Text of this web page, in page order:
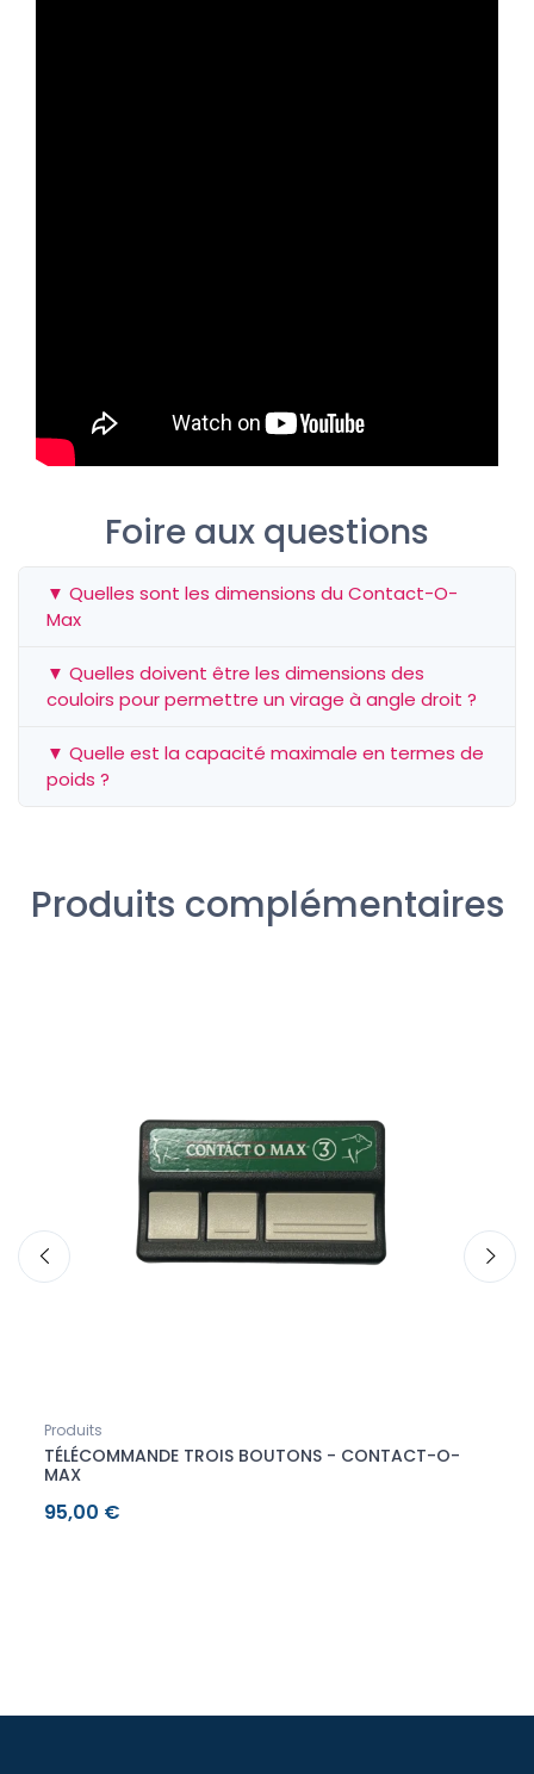
Foire aux questions
▼ Quelles sont les dimensions du Contact-O-
Max
▼ Quelles doivent être les dimensions des
couloirs pour permettre un virage à angle droit ?
▼ Quelle est la capacité maximale en termes de
poids ?
Produits complémentaires
Produits
TÉLÉCOMMANDE TROIS BOUTONS - CONTACT-O-
MAX
95,00 €